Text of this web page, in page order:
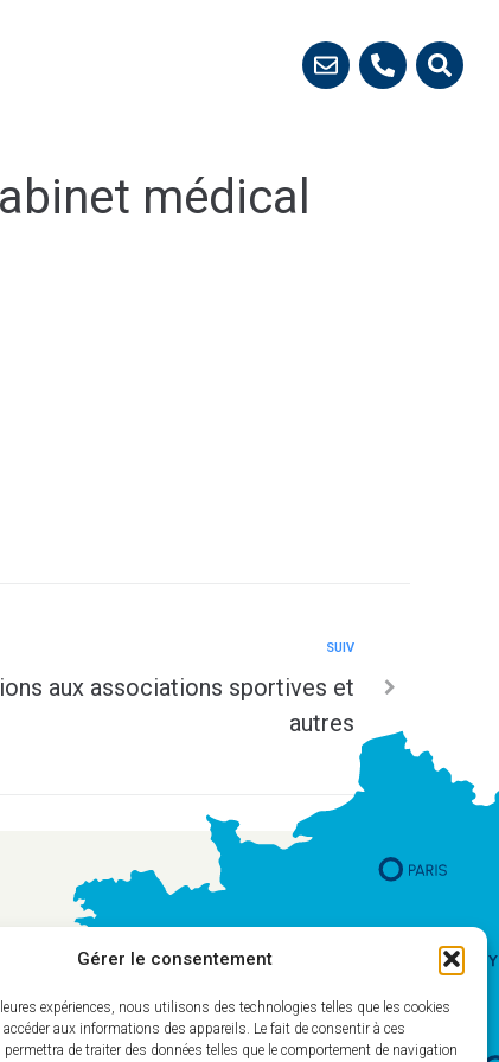
Gérer le consentement
expériences, nous utilisons des technologies telles que les cookies
aux informations des appareils. Le fait de consentir à ces
de traiter des données telles que le comportement de navigation
médical
SUIV
aux associations sportives et
autres